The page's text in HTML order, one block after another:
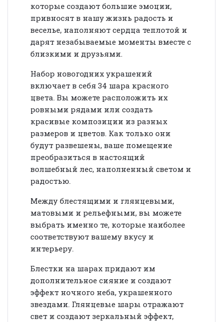
которые создают большие эмоции,
привносят в нашу жизнь радость и
веселье, наполняют сердца теплотой и
дарят незабываемые моменты вместе с
близкими и друзьями.
Набор новогодних украшений
включает в себя 34 шара красного
цвета. Вы можете расположить их
ровными рядами или создать
красивые композиции из разных
размеров и цветов. Как только они
будут развешены, ваше помещение
преобразиться в настоящий
волшебный лес, наполненный светом и
радостью.
Между блестящими и глянцевыми,
матовыми и рельефными, вы можете
выбрать именно те, которые наиболее
соответствуют вашему вкусу и
интерьеру.
Блестки на шарах придают им
дополнительное сияние и создают
эффект ночного неба, украшенного
звездами. Глянцевые шары отражают
свет и создают зеркальный эффект,